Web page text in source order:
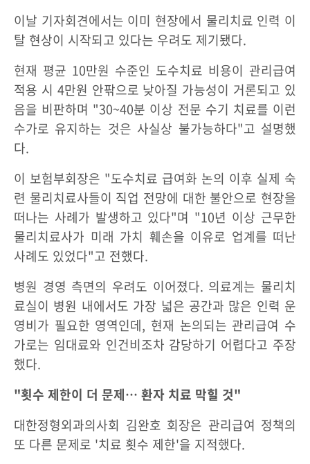
이날 기자회견에서는 이미 현장에서 물리치료 인력 이
탈 현상이 시작되고 있다는 우려도 제기됐다.
현재 평균 10만원 수준인 도수치료 비용이 관리급여
적용 시 4만원 안팎으로 낮아질 가능성이 거론되고 있
음을 비판하며 "30~40분 이상 전문 수기 치료를 이런
수가로 유지하는 것은 사실상 불가능하다"고 설명했
다.
이 보험부회장은 "도수치료 급여화 논의 이후 실제 숙
련 물리치료사들이 직업 전망에 대한 불안으로 현장을
떠나는 사례가 발생하고 있다"며 "10년 이상 근무한
물리치료사가 미래 가치 훼손을 이유로 업계를 떠난
사례도 있었다"고 전했다.
병원 경영 측면의 우려도 이어졌다. 의료계는 물리치
료실이 병원 내에서도 가장 넓은 공간과 많은 인력 운
영비가 필요한 영역인데, 현재 논의되는 관리급여 수
가로는 임대료와 인건비조차 감당하기 어렵다고 주장
했다.
"횟수 제한이 더 문제… 환자 치료 막힐 것"
대한정형외과의사회 김완호 회장은 관리급여 정책의
또 다른 문제로 '치료 횟수 제한'을 지적했다.